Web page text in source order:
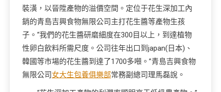
裝潢，以晉陞產物的溢價空間。定位于花生深加工內
銷的青島吉興食物無限公司主打花生醬等產物生孩
子。“我們的花生醬研磨細度在300目以上，到達植物
性卵白飲料所需尺度。公司往年出口到japan(日本)、
韓國等市場的花生醬到達了1700多噸。”青島吉興食物
無限公司女大生包養俱樂部常務副總司理馬磊說。